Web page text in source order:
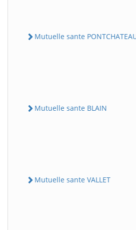
Mutuelle sante
Mutuelle sante BLAIN
Mutuelle sante VALLET